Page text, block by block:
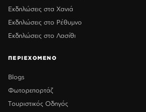
Εκδηλώσεις στα Χανιά
Εκδηλώσεις στο Ρέθυμνο
Εκδηλώσεις στο Λασίθι
ΠΕΡΙΕΧΟΜΕΝΟ
Blogs
Φωτορεπορτάζ
Τουριστικός Οδηγός